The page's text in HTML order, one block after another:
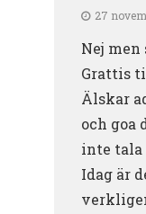
27
Nej men
Grattis
Älskar
och goa
inte tala
Idag är